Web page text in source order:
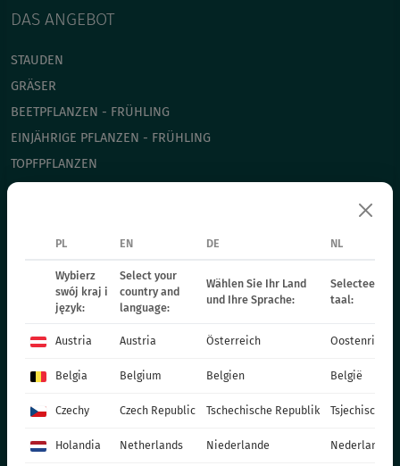
DAS ANGEBOT
STAUDEN
GRÄSER
BEETPFLANZEN - FRÜHLING
EINJÄHRIGE PFLANZEN - FRÜHLING
TOPFPFLANZEN
CHRYSANTHEMEN
ZWEIJÄHRIGE PFLANZEN
KATALOG OGRODNIKA
PRODUKTIONSMATERIALIEN
SOCIAL MEDIA
PL EN DE NL
Wybierz
swój kraj i
język:
Select your
country and
language:
Wählen Sie Ihr Land
und Ihre Sprache:
Selecteer uw
taal:
Austria Austria Österreich Oostenrijk
Belgia Belgium Belgien België
Czechy Czech Republic Tschechische Republik Tsjechische
Holandia Netherlands Niederlande Nederland